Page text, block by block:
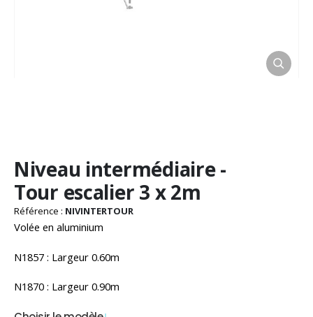
au
début
la
Galerie
Niveau intermédiaire -
Tour escalier 3 x 2m
Référence : NIVINTERTOUR
Volée en aluminium
N1857 : Largeur 0.60m
N1870 : Largeur 0.90m